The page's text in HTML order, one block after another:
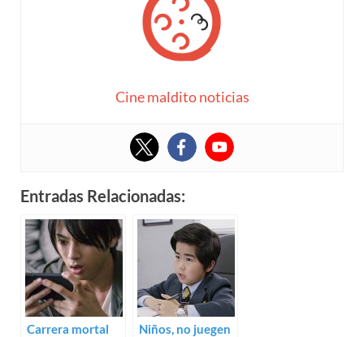
Cine maldito noticias
Entradas Relacionadas:
Carrera mortal
Niños, no juegen